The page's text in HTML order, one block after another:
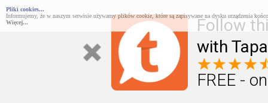
Follow
with
FREE -
Pliki cookies...
Informujemy, że w naszym serwisie używamy plików cookie, które są zapisywane na dysku urządzenia
Więcej...